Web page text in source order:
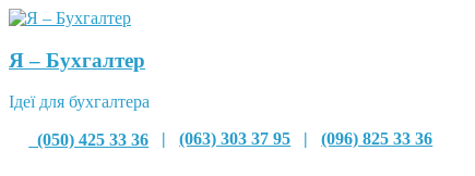
Я – Бухгалтер
Ідеї для бухгалтера
(050) 425 33 36 |(063) 303 37 95 |(096) 825 33 36